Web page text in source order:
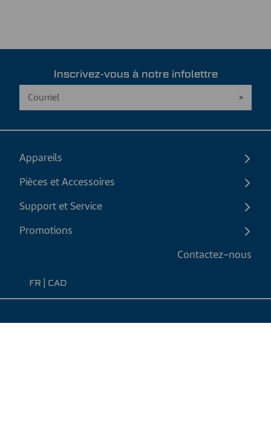
Inscrivez-vous à notre infolettre
Appareils
Pièces et Accessoires
Support et Service
Promotions
Contactez-nous
FR | CAD